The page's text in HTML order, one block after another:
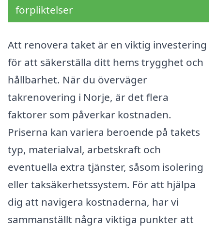
förpliktelser
Att renovera taket är en viktig investering
för att säkerställa ditt hems trygghet och
hållbarhet. När du överväger
takrenovering i Norje, är det flera
faktorer som påverkar kostnaden.
Priserna kan variera beroende på takets
typ, materialval, arbetskraft och
eventuella extra tjänster, såsom isolering
eller taksäkerhetssystem. För att hjälpa
dig att navigera kostnaderna, har vi
sammanställt några viktiga punkter att